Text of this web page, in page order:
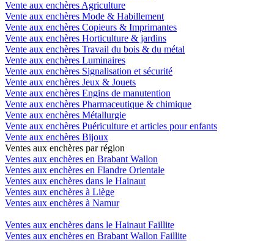
Vente aux enchères Agriculture
Vente aux enchères Mode & Habillement
Vente aux enchères Copieurs & Imprimantes
Vente aux enchères Horticulture & jardins
Vente aux enchères Travail du bois & du métal
Vente aux enchères Luminaires
Vente aux enchères Signalisation et sécurité
Vente aux enchères Jeux & Jouets
Vente aux enchères Engins de manutention
Vente aux enchères Pharmaceutique & chimique
Vente aux enchères Métallurgie
Vente aux enchères Puériculture et articles pour enfants
Vente aux enchères Bijoux
Ventes aux enchères par région
Ventes aux enchères en Brabant Wallon
Ventes aux enchères en Flandre Orientale
Ventes aux enchères dans le Hainaut
Ventes aux enchères à Liège
Ventes aux enchères à Namur
Ventes aux enchères dans le Hainaut Faillite
Ventes aux enchères en Brabant Wallon Faillite